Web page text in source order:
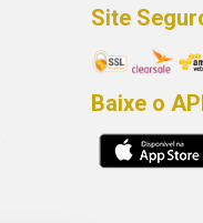
Site
Baixe o